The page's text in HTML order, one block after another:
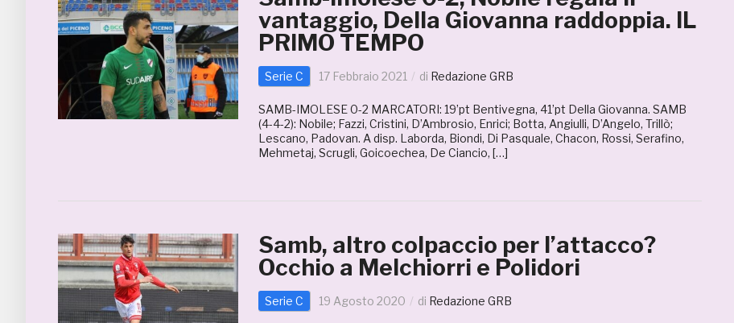
vantaggio, Della Giovanna raddoppia. IL
PRIMO TEMPO
Serie C 17 Febbraio 2021 di Redazione GRB
SAMB-IMOLESE 0-2 MARCATORI: 19’pt Bentivegna, 41’pt Della Giovanna. SAMB
(4-4-2): Nobile; Fazzi, Cristini, D’Ambrosio, Enrici; Botta, Angiulli, D’Angelo, Trillò;
Lescano, Padovan. A disp. Laborda, Biondi, Di Pasquale, Chacon, Rossi, Serafino,
Mehmetaj, Scrugli, Goicoechea, De Ciancio, […]
Samb, altro colpaccio per l’attacco?
Occhio a Melchiorri e Polidori
Serie C 19 Agosto 2020 di Redazione GRB